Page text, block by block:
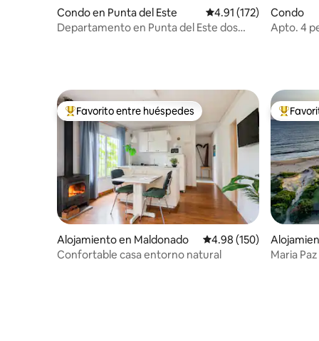
Condo en Punta del Este Calificación promedio:
4.91 (172)
Departamento en Punta del Este dos
Condo
Apto. 4
Favorito entre huéspedes preferido
Favorito entre huéspedes
Alojamiento en Maldonado Calificación promedio:
4.98 (150)
Confortable casa entorno natural
Maria